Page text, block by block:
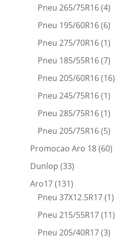
Pneu 265/75R16(4)
Pneu 195/60R16(6)
Pneu 275/70R16(1)
Pneu 185/55R16(7)
Pneu 205/60R16(16)
Pneu 245/75R16(1)
Pneu 285/75R16(1)
Pneu 205/75R16(5)
Promocao Aro 18(60)
Dunlop (33)
Aro17(131)
Pneu 37X12.5R17(1)
Pneu 215/55R17(11)
Pneu 205/40R17(3)